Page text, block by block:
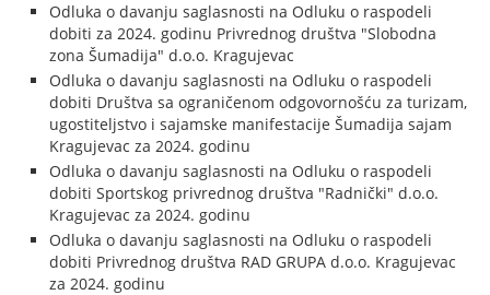
Odluka o davanju saglasnosti na Odluku o raspodeli
dobiti za 2024. godinu Privrednog društva "Slobodna
zona Šumadija" d.o.o. Kragujevac
Odluka o davanju saglasnosti na Odluku o raspodeli
dobiti Društva sa ograničenom odgovornošću za turizam,
ugostiteljstvo i sajamske manifestacije Šumadija sajam
Kragujevac za 2024. godinu
Odluka o davanju saglasnosti na Odluku o raspodeli
dobiti Sportskog privrednog društva "Radnički" d.o.o.
Kragujevac za 2024. godinu
Odluka o davanju saglasnosti na Odluku o raspodeli
dobiti Privrednog društva RAD GRUPA d.o.o. Kragujevac
za 2024. godinu